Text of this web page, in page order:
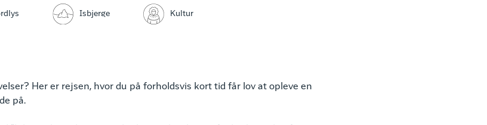
Isbjerge Kultur
Her er rejsen, hvor du på forholdsvis kort tid får lov at opleve en
på.